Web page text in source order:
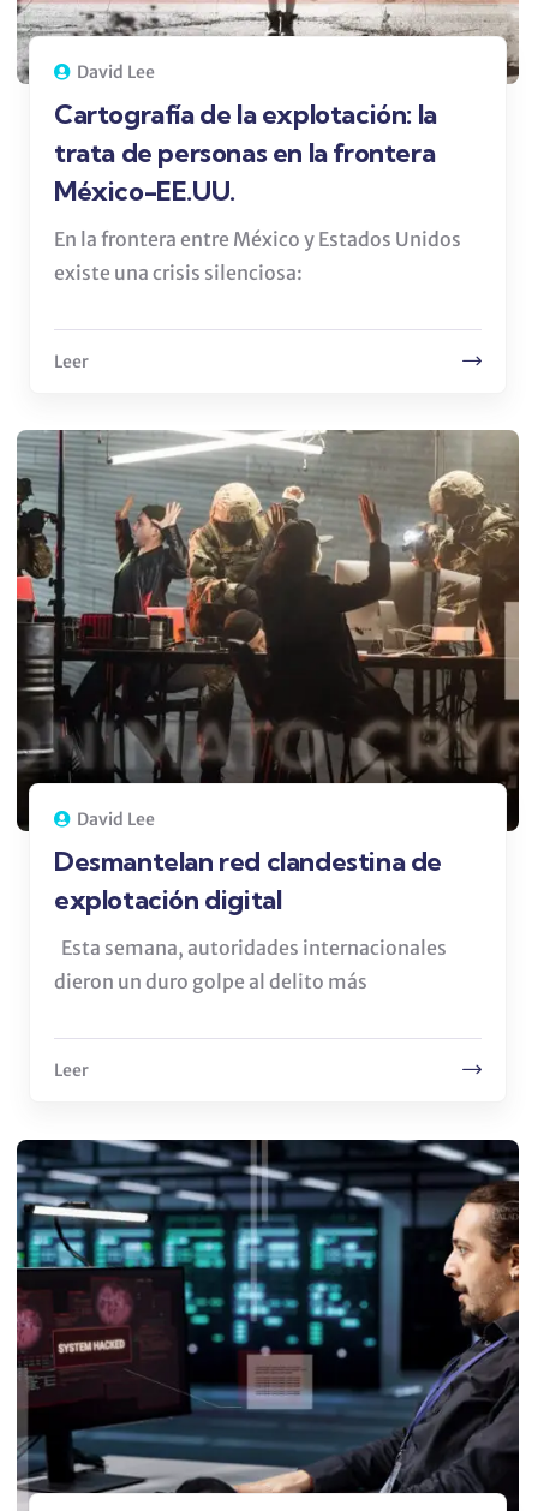
David Lee
Cartografía de la explotación: la
trata de personas en la frontera
México-EE.UU.
En la frontera entre México y Estados Unidos
existe una crisis silenciosa:
Leer
David Lee
Desmantelan red clandestina de
explotación digital
Esta semana, autoridades internacionales
dieron un duro golpe al delito más
Leer